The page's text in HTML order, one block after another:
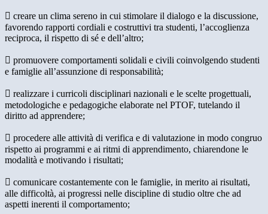
 creare un clima sereno in cui stimolare il dialogo e la discussione,
favorendo rapporti cordiali e costruttivi tra studenti, l’accoglienza
reciproca, il rispetto di sé e dell’altro;
 promuovere comportamenti solidali e civili coinvolgendo studenti
e famiglie all’assunzione di responsabilità;
 realizzare i curricoli disciplinari nazionali e le scelte progettuali,
metodologiche e pedagogiche elaborate nel PTOF, tutelando il
diritto ad apprendere;
 procedere alle attività di verifica e di valutazione in modo congruo
rispetto ai programmi e ai ritmi di apprendimento, chiarendone le
modalità e motivando i risultati;
 comunicare costantemente con le famiglie, in merito ai risultati,
alle difficoltà, ai progressi nelle discipline di studio oltre che ad
aspetti inerenti il comportamento;